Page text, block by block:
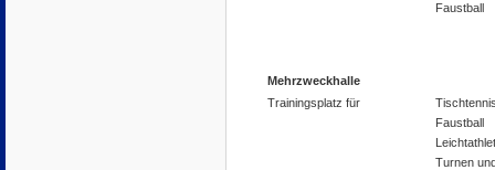
Faustball
Mehrzweckhalle
Trainingsplatz für
Faustball
Turnen